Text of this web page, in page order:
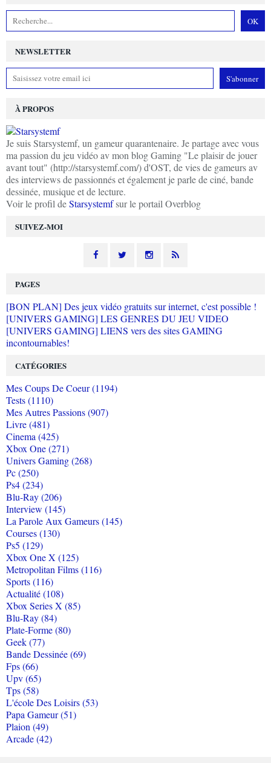
NEWSLETTER
SUIVEZ-MOI
À PROPOS
Je suis Starsystemf, un gameur quarantenaire. Je partage avec vous
ma passion du jeu vidéo av mon blog Gaming "Le plaisir de jouer
avant tout" (http://starsystemf.com/) d'OST, de vies de gameurs av
des interviews de passionnés et également je parle de ciné, bande
dessinée, musique et de lecture.
Voir le profil deStarsystemfsur le portail Overblog
PAGES
[BON PLAN] Des jeux vidéo gratuits sur internet, c'est possible !
[UNIVERS GAMING] LES GENRES DU JEU VIDEO
[UNIVERS GAMING] LIENS vers des sites GAMING
incontournables!
CATÉGORIES
Mes Coups De Coeur (1194)
Tests (1110)
Mes Autres Passions (907)
Livre (481)
Cinema (425)
Xbox One (271)
Univers Gaming (268)
Pc (250)
Ps4 (234)
Blu-Ray (206)
Interview (145)
La Parole Aux Gameurs (145)
Courses (130)
Ps5 (129)
Xbox One X (125)
Metropolitan Films (116)
Sports (116)
Actualité (108)
Xbox Series X (85)
Blu-Ray (84)
Plate-Forme (80)
Geek (77)
Bande Dessinée (69)
Fps (66)
Upv (65)
Tps (58)
L'école Des Loisirs (53)
Papa Gameur (51)
Plaion (49)
Arcade (42)